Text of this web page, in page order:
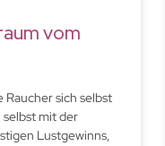
vom
Raucher sich selbst
mit der
Lustgewinns,